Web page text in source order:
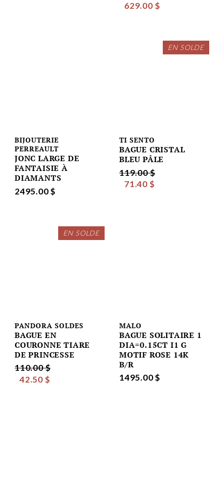
629.00 $
BIJOUTERIE
PERREAULT
JONC LARGE DE
FANTAISIE À
DIAMANTS
2495.00 $
EN SOLDE
TI SENTO
BAGUE CRISTAL
BLEU PÂLE
119.00 $
71.40 $
EN SOLDE
PANDORA SOLDES
BAGUE EN
COURONNE TIARE
DE PRINCESSE
110.00 $
42.50 $
MALO
BAGUE SOLITAIRE 1
DIA=0.15CT I1 G
MOTIF ROSE 14K
B/R
1495.00 $